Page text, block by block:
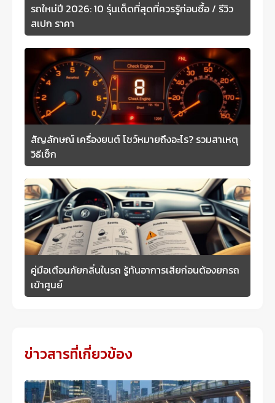
รถใหม่ปี 2026: 10 รุ่นเด็ดที่สุดที่ควรรู้ก่อนซื้อ / รีวิว
สเปก ราคา
สัญลักษณ์ เครื่องยนต์ โชว์หมายถึงอะไร? รวมสาเหตุ
วิธีเช็ก
คู่มือเตือนภัยกลิ่นในรถ รู้ทันอาการเสียก่อนต้องยกรถ
เข้าศูนย์
ข่าวสารที่เกี่ยวข้อง